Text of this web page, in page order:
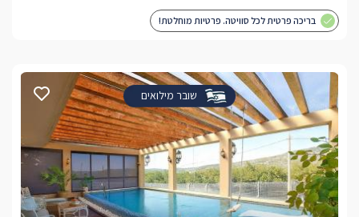
בריכה פרטית לכל סוויטה. פרטיות מוחלטת!
שובר מילואים